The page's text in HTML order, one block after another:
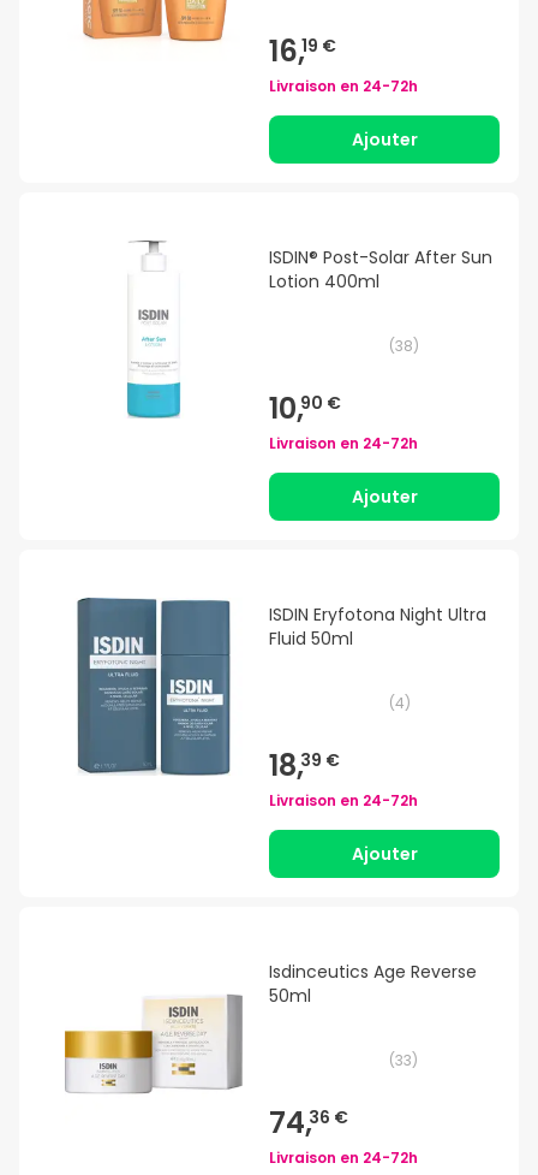
16,19 €
Livraison en 24-72h
Ajouter
ISDIN® Post-Solar After Sun
Lotion 400ml
(38)
10,90 €
Livraison en 24-72h
Ajouter
ISDIN Eryfotona Night Ultra
Fluid 50ml
(4)
18,39 €
Livraison en 24-72h
Ajouter
Isdinceutics Age Reverse
50ml
(33)
74,36 €
Livraison en 24-72h